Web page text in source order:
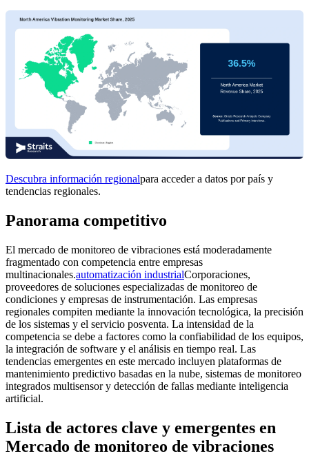
Descubra información regionalpara acceder a datos por país y
tendencias regionales.
Panorama competitivo
El mercado de monitoreo de vibraciones está moderadamente
fragmentado con competencia entre empresas
multinacionales.automatización industrialCorporaciones,
proveedores de soluciones especializadas de monitoreo de
condiciones y empresas de instrumentación. Las empresas
regionales compiten mediante la innovación tecnológica, la precisión
de los sistemas y el servicio posventa. La intensidad de la
competencia se debe a factores como la confiabilidad de los equipos,
la integración de software y el análisis en tiempo real. Las
tendencias emergentes en este mercado incluyen plataformas de
mantenimiento predictivo basadas en la nube, sistemas de monitoreo
integrados multisensor y detección de fallas mediante inteligencia
artificial.
Lista de actores clave y emergentes en
Mercado de monitoreo de vibraciones